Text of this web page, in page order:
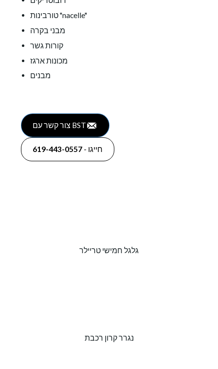
טורבינות "nacelle"
מבני בקרה
קורות גשר
מכונות ארגז
מבנים
צור קשר עם BST
חייגו -619-443-0557
גלגל חמישי טריילר
נגרר קרון רכבת